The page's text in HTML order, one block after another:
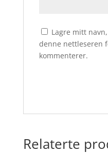
Lagre mitt
denne nettleseren
kommenterer.
Relaterte